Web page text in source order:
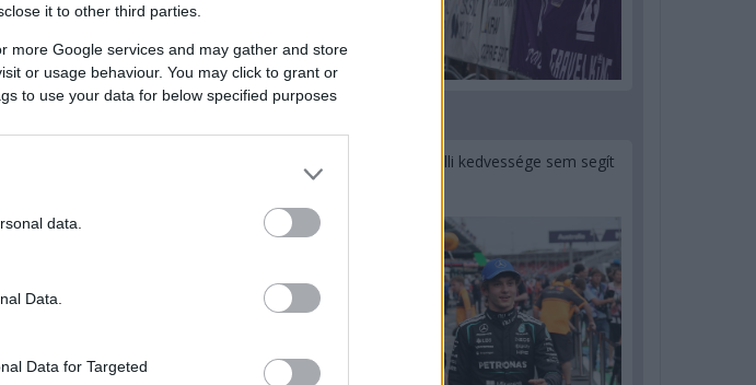
it to other third parties.
more Google services and may gather and store
or usage behaviour. You may click to grant or
to use your data for below specified purposes
data.
Data.
Data for Targeted
Montoya szerint Antonelli kedvessége sem segít
Russellen